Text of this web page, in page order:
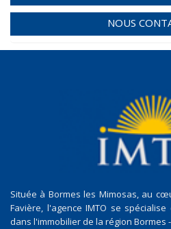
NOUS
Située à Bormes les Mimosas, au
Favière, l'agence IMTO se
dans l'immobilier de la région Bormes